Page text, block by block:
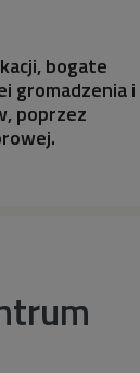
bogate
gromadzenia i
poprzez